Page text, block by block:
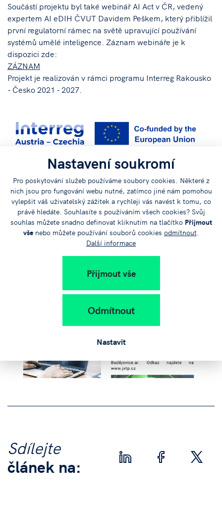
Nastavení soukromí
Pro poskytování služeb používáme soubory cookies. Některé z
nich jsou pro fungování webu nutné, zatímco jiné nám pomohou
vylepšit váš uživatelský zážitek a rychleji vás navést k tomu, co
právě hledáte. Souhlasíte s používáním všech cookies? Svůj
souhlas můžete snadno definovat kliknutím na tlačítko Přijmout
všenebo můžete používání souborů cookies odmítnout.
Další informace
Přijmout vše
Odmítnout
Nastavit
Součástí projektu byl také webinář AI Act v ČR, vedený
expertem AI eDIH ČVUT Davidem Peškem, který přiblížil
první regulatorní rámec na světě upravující používání
systémů umělé inteligence. Záznam webináře je k
dispozici zde:
ZÁZNAM
Projekt je realizován v rámci programu Interreg Rakousko
- Česko 2021 - 2027.
Obsah prvního projektového newsletteru najdete v
přiloženém PDF:
Sdílejte
článek na: